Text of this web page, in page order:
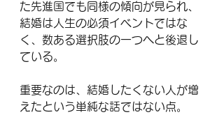
た先進国でも同様の傾向が見られ、
結婚は人生の必須イベントではな
く、数ある選択肢の一つへと後退し
ている。
重要なのは、結婚したくない人が増
えたという単純な話ではない点。